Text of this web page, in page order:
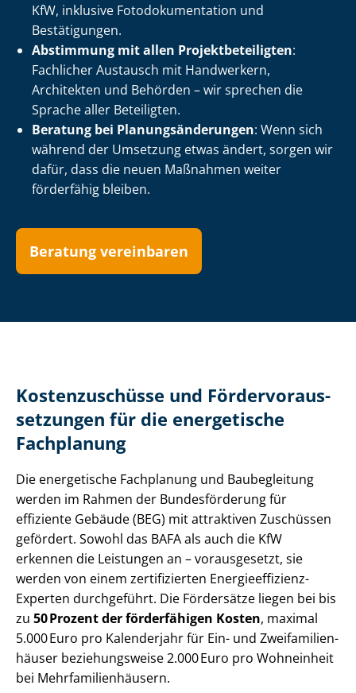
KfW, inklusive Fo­to­do­ku­men­ta­ti­on und
Bestätigungen.
Abstimmung mit allen Pro­jekt­be­tei­lig­ten:
Fachlicher Austausch mit Handwerkern,
Architekten und Behörden – wir sprechen die
Sprache aller Beteiligten.
Beratung bei Pla­nungs­än­de­run­gen: Wenn sich
während der Umsetzung etwas ändert, sorgen wir
dafür, dass die neuen Maßnahmen weiter
förderfähig bleiben.
Beratung vereinbaren
Kostenzuschüsse und För­der­vor­aus­
set­zun­gen für die energetische
Fachplanung
Die energetische Fachplanung und Baubegleitung
werden im Rahmen der Bundesförderung für
effiziente Gebäude (BEG) mit attraktiven Zuschüssen
gefördert. Sowohl das BAFA als auch die KfW
erkennen die Leistungen an – vorausgesetzt, sie
werden von einem zertifizierten En­er­gie­ef­fi­zi­enz-
Experten durchgeführt. Die Fördersätze liegen bei bis
zu 50 Prozent der förderfähigen Kosten, maximal
5.000 Euro pro Kalenderjahr für Ein- und Zwei­fa­mi­li­en­
häu­ser beziehungsweise 2.000 Euro pro Wohneinheit
bei Mehr­fa­mi­li­en­häu­sern.